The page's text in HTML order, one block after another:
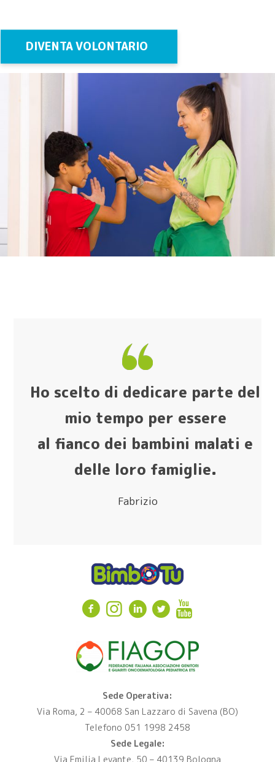
DIVENTA VOLONTARIO
Ho scelto di dedicare parte del
mio tempo per essere
al fianco dei bambini malati e
delle loro famiglie.
Fabrizio
Sede Operativa:
Via Roma, 2 – 40068 San Lazzaro di Savena (BO)
Telefono 051 1998 2458
Sede Legale:
Via Emilia Levante, 50 – 40139 Bologna